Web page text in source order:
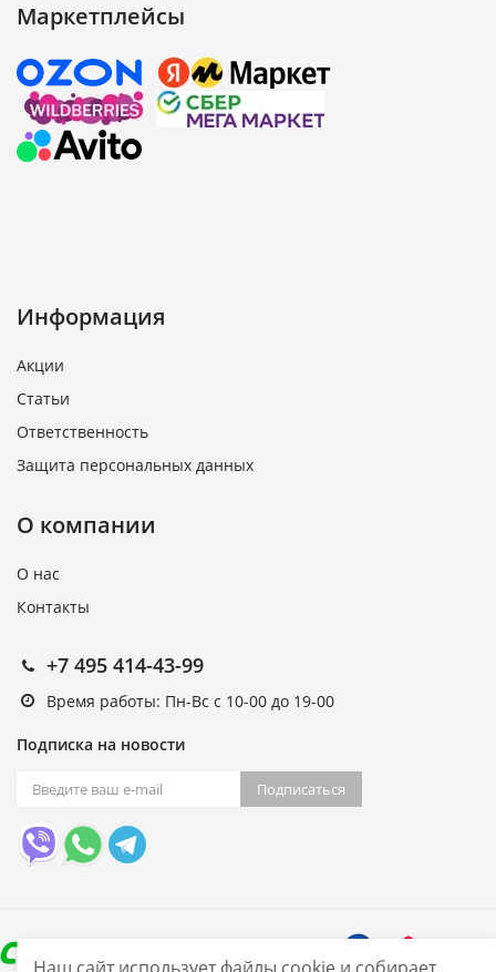
Маркетплейсы
Информация
Акции
Статьи
Ответственность
Защита персональных данных
О компании
О нас
Контакты
+7 495 414-43-99
Время работы: Пн-Вс с 10-00 до 19-00
Подписка на новости
Подписаться